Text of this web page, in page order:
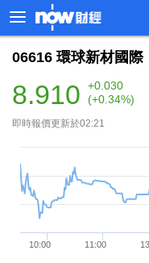
06616 環球新材國際
8.910
+0.030
(+0.34%)
即時報價更新於02:21